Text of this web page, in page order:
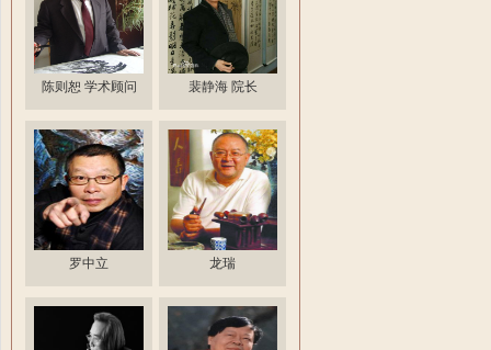
陈则恕 学术顾问 裴静海 院长
罗中立 龙瑞